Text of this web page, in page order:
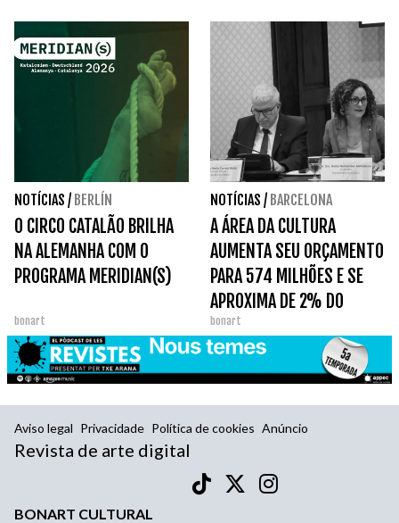
NOTÍCIAS / BERLÍN
O CIRCO CATALÃO BRILHA
NA ALEMANHA COM O
PROGRAMA MERIDIAN(S)
bonart
NOTÍCIAS / BARCELONA
A ÁREA DA CULTURA
AUMENTA SEU ORÇAMENTO
PARA 574 MILHÕES E SE
APROXIMA DE 2% DO
ORÇAMENTO DA
GENERALITAT.
bonart
Aviso legal Privacidade Política de cookies Anúncio
Revista de arte digital
BONART CULTURAL